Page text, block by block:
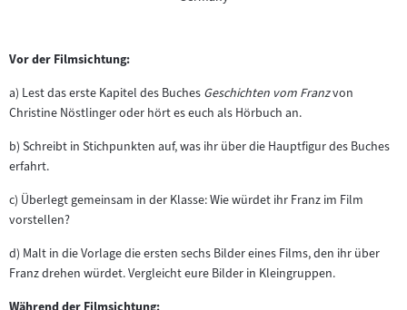
Vor der Filmsichtung:
a) Lest das erste Kapitel des Buches Geschichten vom Franzvon
Christine Nöstlinger oder hört es euch als Hörbuch an.
b) Schreibt in Stichpunkten auf, was ihr über die Hauptfigur des Buches
erfahrt.
c) Überlegt gemeinsam in der Klasse: Wie würdet ihr Franz im Film
vorstellen?
d) Malt in die Vorlage die ersten sechs Bilder eines Films, den ihr über
Franz drehen würdet. Vergleicht eure Bilder in Kleingruppen.